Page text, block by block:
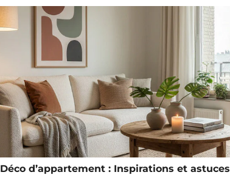
Déco d’appartement : Inspirations et astuces